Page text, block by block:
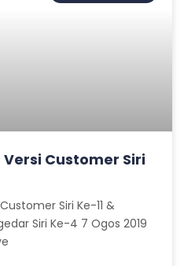
Versi Customer Siri
Siri Ke-11 &
Siri Ke-4 7 Ogos 2019